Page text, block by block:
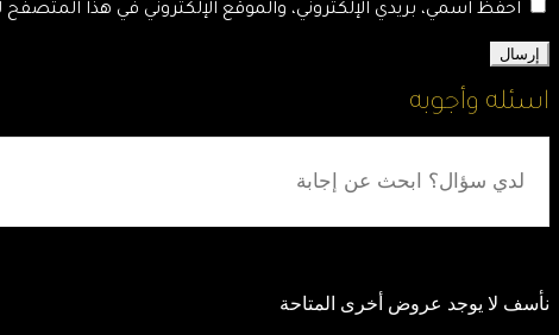
احفظ اسمي، بريدي الإلكتروني، والموقع الإلكتروني في هذا
اسئله وأجوبه
نأسف لا يوجد عروض أخرى المتاحة